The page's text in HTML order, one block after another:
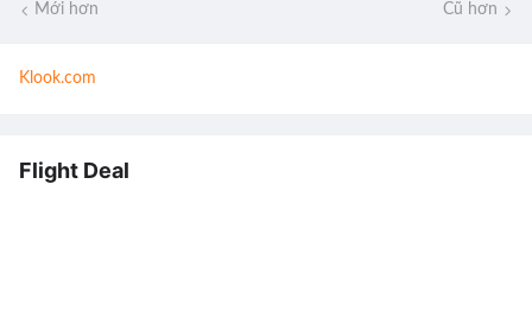
Mới hơn Cũ hơn
Klook.com
Flight Deal